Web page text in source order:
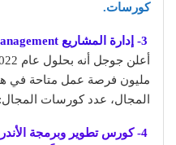
كورسات.
3- إدارة المشاريع Project Management
مليون فرصة عمل متاحة في
المجال، عدد كورسات المجال: